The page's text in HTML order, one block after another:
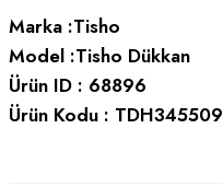
Marka :Tisho
Model :Tisho Dükkan
Ürün ID : 68896
Ürün Kodu : TDH345509